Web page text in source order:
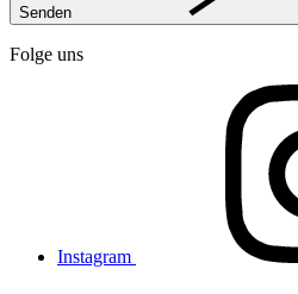
Senden
Folge uns
Instagram